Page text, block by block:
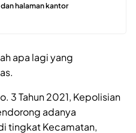
halaman kantor
apa lagi yang
3 Tahun 2021, Kepolisian
adanya
tingkat Kecamatan,